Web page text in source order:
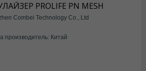
PROLIFE PN MESH
Combei Technology Co., Ltd
производитель: Китай